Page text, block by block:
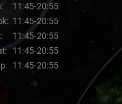
11:45-20:55
11:45-20:55
11:45-20:55
11:45-20:55
11:45-20:55